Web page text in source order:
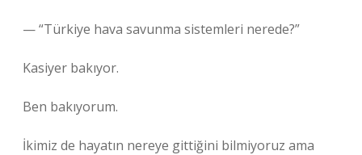
— “Türkiye hava savunma sistemleri nerede?”
Kasiyer bakıyor.
Ben bakıyorum.
İkimiz de hayatın nereye gittiğini bilmiyoruz ama